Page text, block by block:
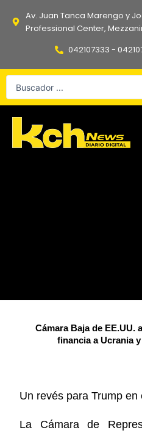
Av. Juan Tanca Marengo y
Professional Center,
042107333 -
Search
Cámara Baja de EE.UU.
financia a Ucrania
Un revés para Trump en
La Cámara de